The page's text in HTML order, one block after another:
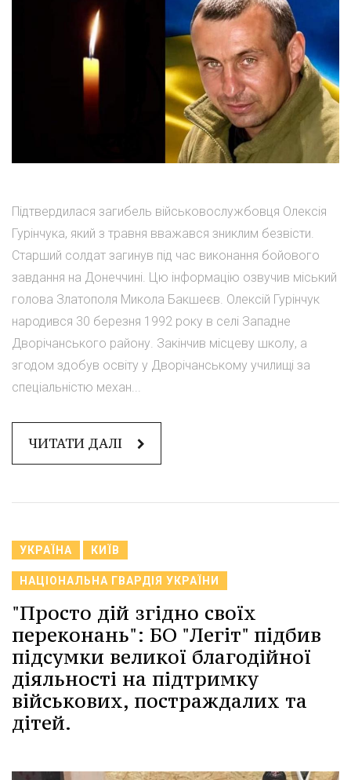
Підтвердилася загибель військовослужбовця Олексія
Гурінчука, який з травня вважався зниклим безвісти.
Старший солдат загинув під час виконання бойового
завдання на Донеччині. Цю інформацію озвучив міський
голова Златополя Микола Бакшеєв. Олексій Гурінчук
народився 30 березня 1992 року в селі Западне
Дворічанського району. Закінчив місцеву школу, а
згодом здобув освіту у Дворічанському училищі за
спеціальністю механ...
ЧИТАТИ ДАЛІ
УКРАЇНА КИЇВ
НАЦІОНАЛЬНА ГВАРДІЯ УКРАЇНИ
"Просто дій згідно своїх
переконань": БО "Легіт" підбив
підсумки великої благодійної
діяльності на підтримку
військових, постраждалих та
дітей.